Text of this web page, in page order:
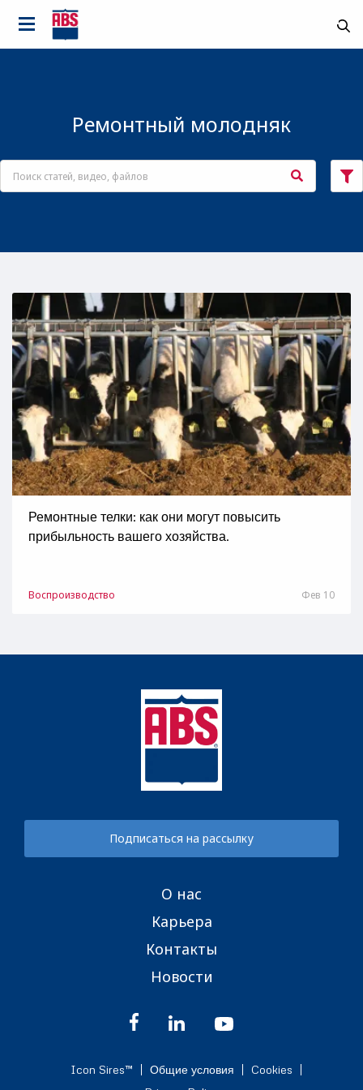
Страна
Ремонтный молодняк
Ремонтные телки: как они могут повысить
прибыльность вашего хозяйства.
Воспроизводство Фев 10
Подписаться на рассылку
О нас
Карьера
Контакты
Новости
Icon Sires™ Общие условия
Cookies